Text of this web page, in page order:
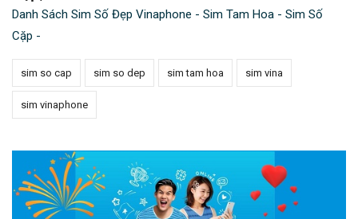
Danh Sách Sim Số Đẹp Vinaphone - Sim Tam Hoa - Sim Số
Cặp -
sim so cap sim so dep sim tam hoa sim vina
sim vinaphone